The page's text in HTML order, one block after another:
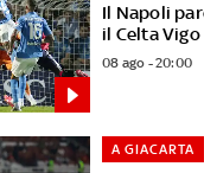
Il Napoli
il Celta Vigo
08 ago - 20:00
A GIACARTA